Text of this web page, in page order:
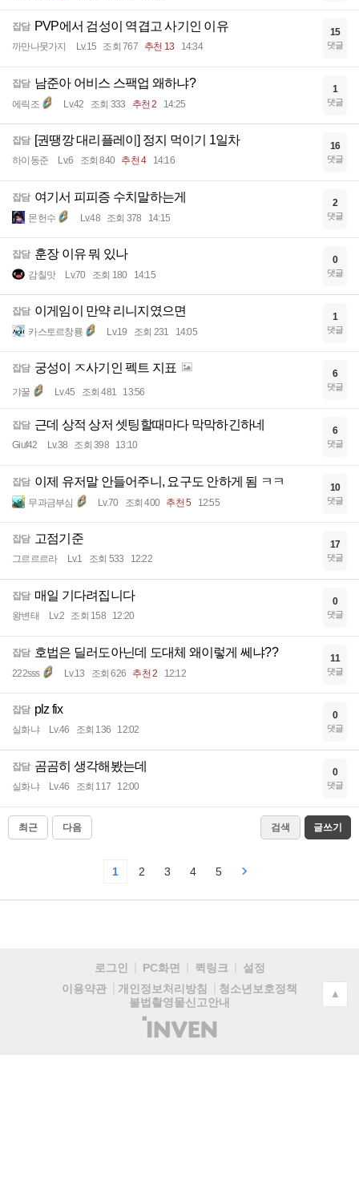
잡담 PVP에서 검성이 역겹고 사기인 이유
까만나뭇가지 Lv.15 조회 767 추천 13 14:34
15
댓글
잡담 남준아 어비스 스팩업 왜하냐?
에릭조 Lv.42 조회 333 추천 2 14:25
1
댓글
잡담 [권땡깡 대리플레이] 정지 먹이기 1일차
하이동준 Lv.6 조회 840 추천 4 14:16
16
댓글
잡담 여기서 피피증 수치말하는게
몬헌수 Lv.48 조회 378 14:15
2
댓글
잡담 훈장 이유 뭐 있나
감칠맛 Lv.70 조회 180 14:15
0
댓글
잡담 이게임이 만약 리니지였으면
카스토르창룡 Lv.19 조회 231 14:05
1
댓글
잡담 궁성이 ㅈ사기인 펙트 지표
갸꿀 Lv.45 조회 481 13:56
6
댓글
잡담 근데 상적 상저 셋팅할때마다 막막하긴하네
Giuf42 Lv.38 조회 398 13:10
6
댓글
잡담 이제 유저말 안들어주니, 요구도 안하게 됨 ㅋㅋ
무과금부심 Lv.70 조회 400 추천 5 12:55
10
댓글
잡담 고점기준
그르르르라 Lv.1 조회 533 12:22
17
댓글
잡담 매일 기다려집니다
왕변태 Lv.2 조회 158 12:20
0
댓글
잡담 호법은 딜러도아닌데 도대체 왜이렇게 쎄냐??
222sss Lv.13 조회 626 추천 2 12:12
11
댓글
잡담 plz fix
실화냐 Lv.46 조회 136 12:02
0
댓글
잡담 곰곰히 생각해봤는데
실화냐 Lv.46 조회 117 12:00
0
댓글
최근 다음 검색 글쓰기
1 2 3 4 5
로그인 PC화면 퀵링크
설정
이용약관
개인정보처리방침
청소년보호정책
불법촬영물신고안내
(주)
인
▲